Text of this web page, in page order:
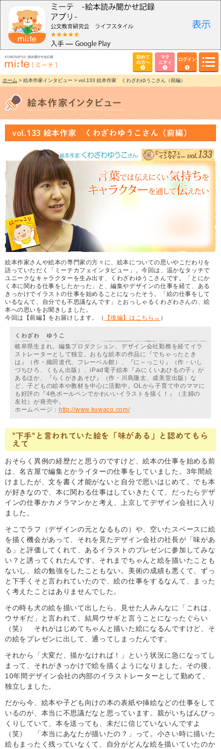
初めて
の方へ
マタ
ニティ
ログイン
ホーム > 絵本作家インタビュー > vol.133 絵本作家 くわざわゆうこさん（前編）
vol.133 絵本作家 くわざわゆうこさん（前編）
絵本作家さんや絵本の専門家の方々に、絵本についての思いやこだわりを
語っていただく「ミーテカフェインタビュー」。今回は、温かなタッチで
ユニークなキャラクターを生み出す、くわざわゆうこさんです。「とにか
く本に関わる仕事をしたかった」と、編集やデザインの仕事を経て、ある
きっかけでイラストの仕事を始めることになったそう。「絵の仕事をして
いるなんて、自分でも不思議なんです」とおっしゃるくわざわさんの、絵
本への思いをお聞きしました。
今回は【前編】をお届けします。（
【後編】はこちら→ ）
くわざわ ゆうこ
岐阜県生まれ。編集プロダクション、デザイン会社勤務を経てイラ
ストレーターとして独立。おもな絵本の作品に『でちゃったとき
は』（作・織田道代、フレーベル館）、『に～っこり』（作・いし
づちひろ、くもん出版）、iPad電子絵本『みにくいあひるの子』が
あるほか、『らくがきあそび』（作・川島隆太、成美堂出版）な
ど、子どもの絵本や教材を中心に活動中。OLから子育て中のママに
も好評の『4色ボールペンでかわいいイラストを描く！』（主婦の
友社）が発売中。
ホームページ： http://www.kuwaco.com/
"下手"と言われていた絵を「味がある」と認めてもら
えて
おそらく異例の経歴だと思うのですけど、絵本の仕事を始める前
は、名古屋で編集とかライターの仕事をしていました。3年間続
けましたが、文を書く才能がないと自分で思いはじめて。でも本
が好きなので、本に関わる仕事はしていきたくて、だったらデザ
インの仕事かカメラマンかと考え、上京してデザイン会社に入り
ました。
そこでラフ（デザインの元となるもの）や、空いたスペースに絵
を描く機会があって、それを見たデザイン会社の社長が「味があ
る」と評価してくれて、あるイラストのプレゼンに参加してみな
い？と誘ってくれたんです。それまでちゃんと絵を描いたことも
ないし、絵の勉強をしたこともない。美術の成績も悪くて、ずっ
と下手くそと言われていたので、絵の仕事をするなんて、まった
く考えたことはありませんでした。
その時も犬の絵を描いて出したら、見せた人みんなに「これは、
ウサギだ」と言われて、結局ウサギと言うことになったぐらい
（笑） それがはじめてちゃんと描いた絵になるんですけど、そ
の絵をプレゼンに出して、通ってしまったんです。
それから「大変だ、描かなければ！」という状況に急になってし
まって、それがきっかけで絵を描くようになりました。その後、
10年間デザイン会社の内部のイラストレーターとして勤めて、
独立しました。
だから今、絵本や子ども向けの本の表紙や挿絵などの仕事をして
いるのが、本当に不思議だなと思っています。親がいちばんびっ
くりしていて、本を送っても、未だに信じていないんですよ
（笑） 「本当にあなたが描いたの？」って。小さい時に描いた
絵もまったく残っていなくて、自分がどんな絵を描いていたのか